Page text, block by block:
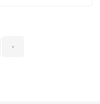
›